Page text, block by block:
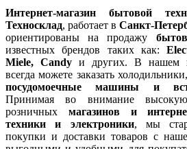
Интернет-магазин бытовой
Техносклад, работает в Санкт-
ориентированы на продажу
известных брендов таких как:
Miele, Candy и других. В нашем
всегда можете заказать холодильники,
посудомоечные машины и
Принимая во внимание
розничных магазинов и
техники и электроники, мы
покупки и доставки товаров с